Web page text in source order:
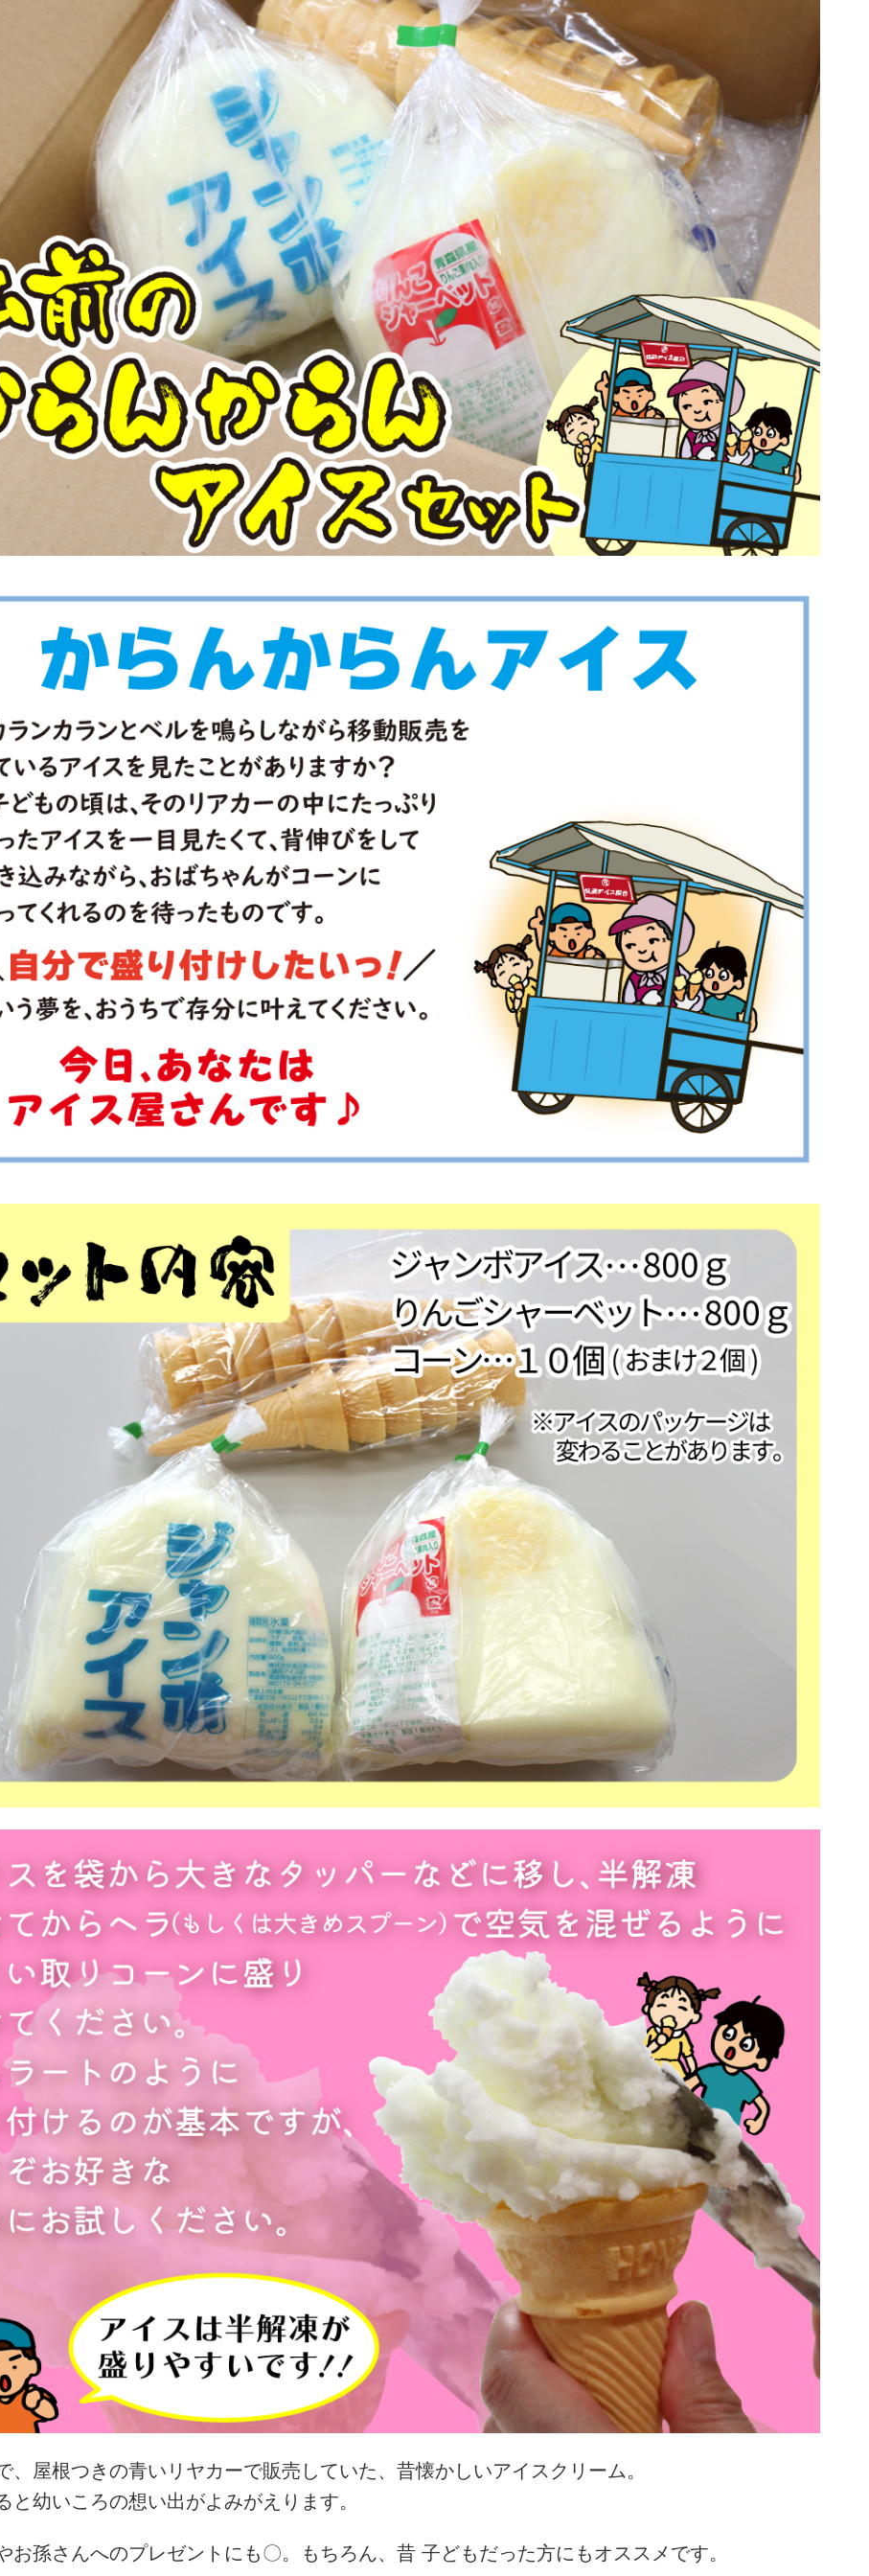
、屋根つきの青いリヤカーで販売していた、昔懐かしいアイスクリーム。
と幼いころの想い出がよみがえります。
お孫さんへのプレゼントにも〇。もちろん、昔 子どもだった方にもオススメです。